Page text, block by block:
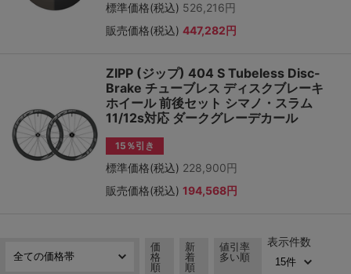
標準価格(税込) 526,216円
販売価格(税込) 447,282円
ZIPP (ジップ) 404 S Tubeless Disc-
Brake チューブレス ディスクブレーキ
ホイール 前後セット シマノ・スラム
11/12s対応 ダークグレーデカール
15％引き
標準価格(税込) 228,900円
販売価格(税込) 194,568円
価
格
順
新
着
順
値引率
多い順
表示件数